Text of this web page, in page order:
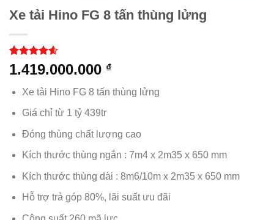
Xe tải Hino FG 8 tấn thùng lửng
4.56trên
5 dựa trên
25
1.419.000.000 ₫
Xe tải Hino FG 8 tấn thùng lửng
Giá chỉ từ 1 tỷ 439tr
Đóng thùng chất lượng cao
Kích thước thùng ngắn : 7m4 x 2m35 x 650 mm
Kích thước thùng dài : 8m6/10m x 2m35 x 650 mm
Hỗ trợ trả góp 80%, lãi suất ưu đãi